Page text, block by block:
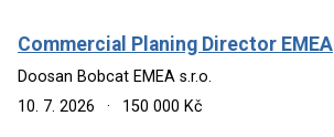
Commercial Planing Director EMEA
Doosan Bobcat EMEA s.r.o.
10. 7. 2026
· 150 000 Kč